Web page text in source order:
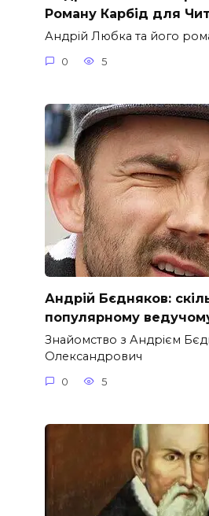
Роману Карбід для
Андрій Любка та його
0 5
Андрій Бєдняков:
популярному
Знайомство з Андрієм
Олександрович
0 5